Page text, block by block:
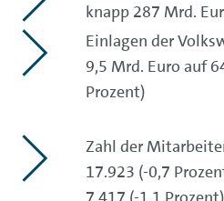
knapp 287 Mrd.
Einlagen der
9,5 Mrd. Euro auf
Prozent)
Zahl der
17.923 (-0,7